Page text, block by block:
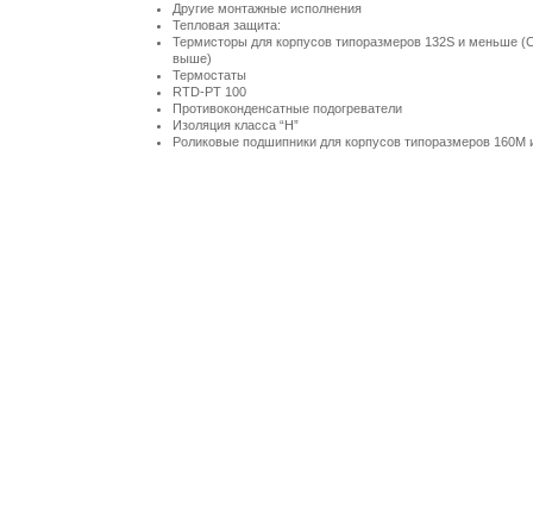
Другие монтажные исполнения
Тепловая защита:
Термисторы для корпусов типоразмеров 132S и меньше
выше)
Термостаты
RTD-PT 100
Противоконденсатные подогреватели
Изоляция класса “H”
Роликовые подшипники для корпусов типоразмеров 160M